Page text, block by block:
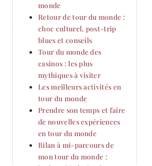
monde
Retour de tour du monde :
choc culturel, post-trip
blues et conseils
Tour du monde des
casinos : les plus
mythiques à visiter
Les meilleurs activités en
tour du monde
Prendre son temps et faire
de nouvelles expériences
en tour du monde
Bilan à mi-parcours de
mon tour du monde :